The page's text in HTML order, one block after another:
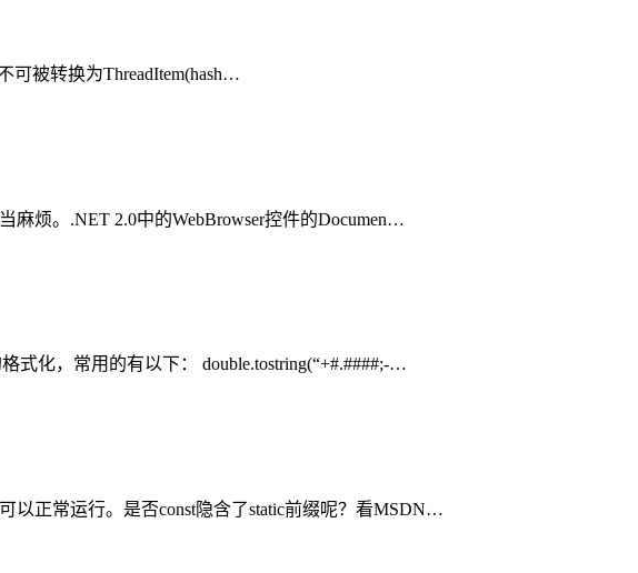
可被转换为ThreadItem(hash…
麻烦。.NET 2.0中的WebBrowser控件的Documen…
化，常用的有以下： double.tostring(“+#.####;-…
以正常运行。是否const隐含了static前缀呢？看MSDN…